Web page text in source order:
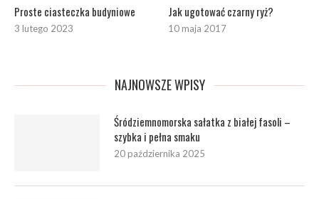
Proste ciasteczka budyniowe
3 lutego 2023
Jak ugotować czarny ryż?
10 maja 2017
NAJNOWSZE WPISY
Śródziemnomorska sałatka z białej fasoli –
szybka i pełna smaku
20 października 2025